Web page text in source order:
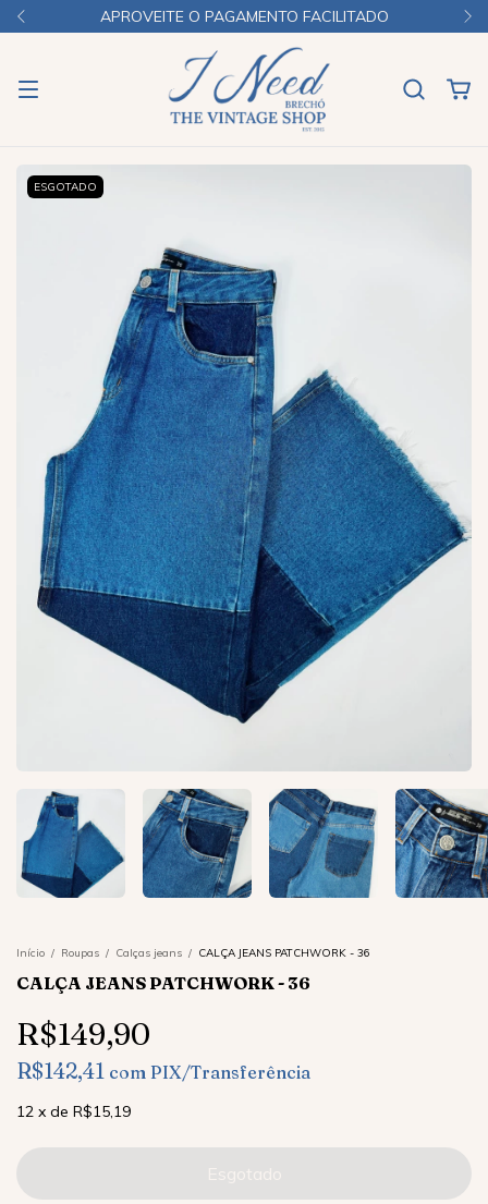
APROVEITE O PAGAMENTO FACILITADO
ESGOTADO
Início / Roupas / Calças jeans / CALÇA JEANS PATCHWORK - 36
CALÇA JEANS PATCHWORK - 36
R$149,90
R$142,41 com PIX/Transferência
12 x de R$15,19